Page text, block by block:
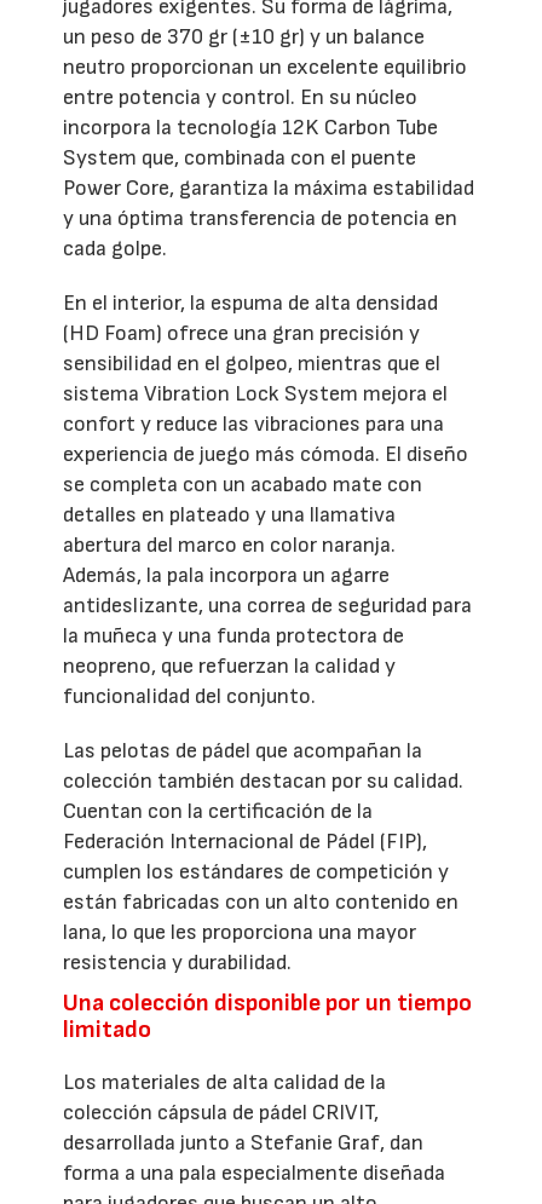
jugadores exigentes. Su forma de lágrima,
un peso de 370 gr (±10 gr) y un balance
neutro proporcionan un excelente equilibrio
entre potencia y control. En su núcleo
incorpora la tecnología 12K Carbon Tube
System que, combinada con el puente
Power Core, garantiza la máxima estabilidad
y una óptima transferencia de potencia en
cada golpe.
En el interior, la espuma de alta densidad
(HD Foam) ofrece una gran precisión y
sensibilidad en el golpeo, mientras que el
sistema Vibration Lock System mejora el
confort y reduce las vibraciones para una
experiencia de juego más cómoda. El diseño
se completa con un acabado mate con
detalles en plateado y una llamativa
abertura del marco en color naranja.
Además, la pala incorpora un agarre
antideslizante, una correa de seguridad para
la muñeca y una funda protectora de
neopreno, que refuerzan la calidad y
funcionalidad del conjunto.
Las pelotas de pádel que acompañan la
colección también destacan por su calidad.
Cuentan con la certificación de la
Federación Internacional de Pádel (FIP),
cumplen los estándares de competición y
están fabricadas con un alto contenido en
lana, lo que les proporciona una mayor
resistencia y durabilidad.
Una colección disponible por un tiempo
limitado
Los materiales de alta calidad de la
colección cápsula de pádel CRIVIT,
desarrollada junto a Stefanie Graf, dan
forma a una pala especialmente diseñada